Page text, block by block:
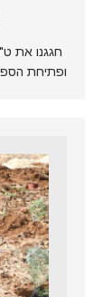
חגגנו את
ופתיחת